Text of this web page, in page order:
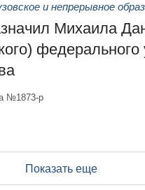
и непрерывное
Михаила
федерального
№1873-р
Показать еще